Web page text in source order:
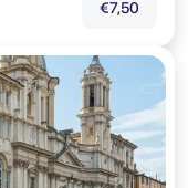
€7,50